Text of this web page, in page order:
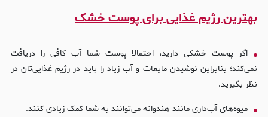
بهترین رژیم غذایی برای پوست خشک
اگر پوست خشکی دارید، احتمالا پوست شما آب کافی را دریافت
نمی‌کند؛ بنابراین نوشیدن مایعات و آب زیاد را باید در رژیم غذایی‌تان در
نظر بگیرید.
میوه‌های آب‌داری مانند هندوانه می‌توانند به شما کمک زیادی کنند.